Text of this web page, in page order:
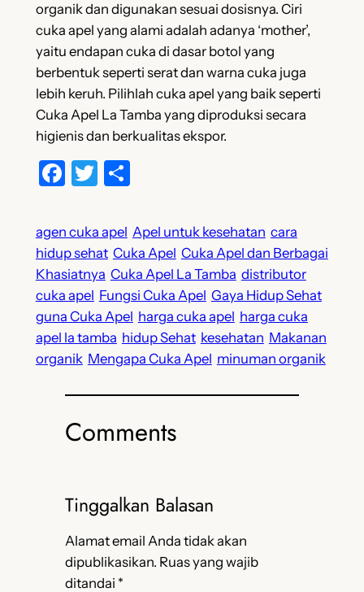
organik dan digunakan sesuai dosisnya. Ciri
cuka apel yang alami adalah adanya ‘mother’,
yaitu endapan cuka di dasar botol yang
berbentuk seperti serat dan warna cuka juga
lebih keruh. Pilihlah cuka apel yang baik seperti
Cuka Apel La Tamba yang diproduksi secara
higienis dan berkualitas ekspor.
Facebook
Twitter
Share
agen cuka apel Apel untuk kesehatan cara
hidup sehat Cuka Apel Cuka Apel dan Berbagai
Khasiatnya Cuka Apel La Tamba distributor
cuka apel Fungsi Cuka Apel Gaya Hidup Sehat
guna Cuka Apel harga cuka apel harga cuka
apel la tamba hidup Sehat kesehatan Makanan
organik Mengapa Cuka Apel minuman organik
Comments
Tinggalkan Balasan
Alamat email Anda tidak akan
dipublikasikan. Ruas yang wajib
ditandai *